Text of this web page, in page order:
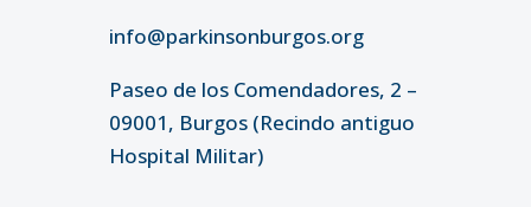
info@parkinsonburgos.org
Paseo de los Comendadores, 2 –
09001, Burgos (Recindo antiguo
Hospital Militar)